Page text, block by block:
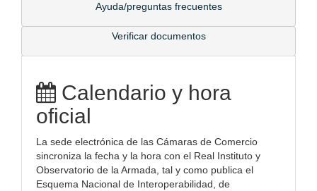
Ayuda/preguntas frecuentes
Verificar documentos
Calendario y hora
oficial
La sede electrónica de las Cámaras de Comercio
sincroniza la fecha y la hora con el Real Instituto y
Observatorio de la Armada, tal y como publica el
Esquema Nacional de Interoperabilidad, de